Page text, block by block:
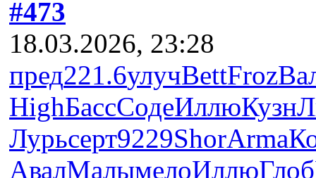
#473
18.03.2026, 23:28
пред221.6улучBettFroz
HighБассСодеИллюКузн
Лурьсерт9229ShorArma
АвалМалымелоИллюГлоб